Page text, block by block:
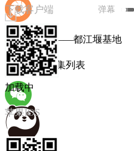
微信朋友圈
微信朋友
下载客户端
苹果IOS
弹幕
丰容第二站——都江堰基地
播放列表
图文选集 选集列表
加载中